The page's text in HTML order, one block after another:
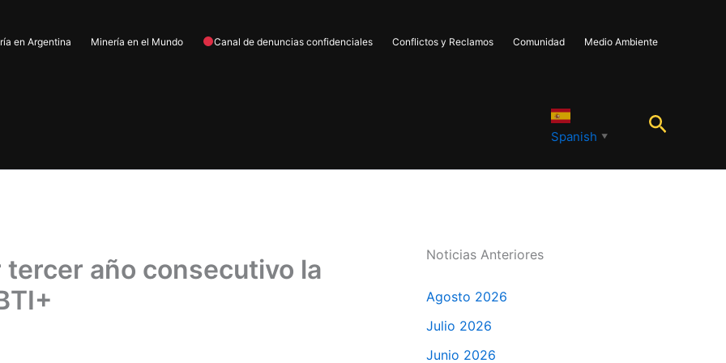
en Argentina Minería en el Mundo Canal de denuncias confidenciales Conflictos y Reclamos Comunidad Medio Ambiente
Spanish ▼
Buscar
año consecutivo la
Noticias Anteriores
Agosto 2026
Julio 2026
Junio 2026